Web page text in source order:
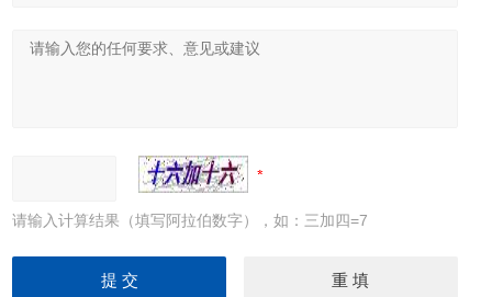
请输入计算结果（填写阿拉伯数字），如：三加四=7